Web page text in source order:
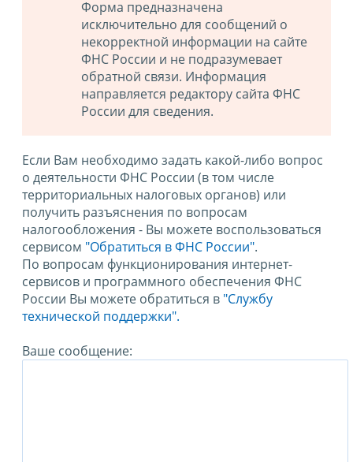
Форма предназначена
исключительно для сообщений о
некорректной информации на сайте
ФНС России и не подразумевает
обратной связи. Информация
направляется редактору сайта ФНС
России для сведения.
Если Вам необходимо задать какой-либо вопрос
о деятельности ФНС России (в том числе
территориальных налоговых органов) или
получить разъяснения по вопросам
налогообложения - Вы можете воспользоваться
сервисом "Обратиться в ФНС России".
По вопросам функционирования интернет-
сервисов и программного обеспечения ФНС
России Вы можете обратиться в "Службу
технической поддержки".
Ваше сообщение: